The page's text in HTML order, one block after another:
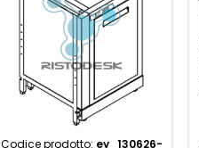
Codice prodotto: ey_130626-